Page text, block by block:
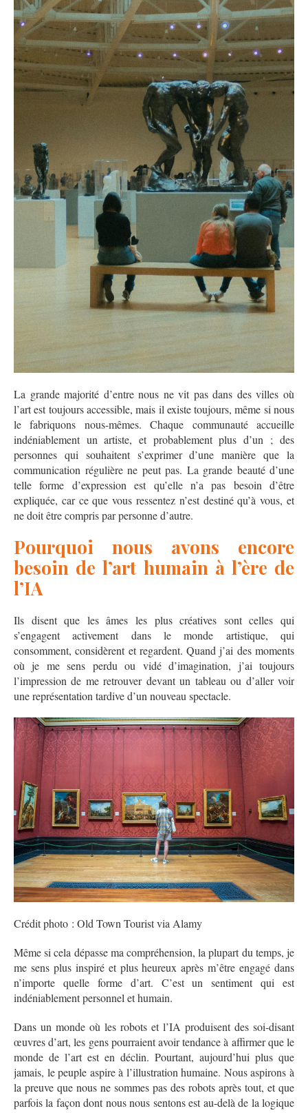
La grande majorité d’entre nous ne vit pas dans des villes où
l’art est toujours accessible, mais il existe toujours, même si nous
le fabriquons nous-mêmes. Chaque communauté accueille
indéniablement un artiste, et probablement plus d’un ; des
personnes qui souhaitent s’exprimer d’une manière que la
communication régulière ne peut pas. La grande beauté d’une
telle forme d’expression est qu’elle n’a pas besoin d’être
expliquée, car ce que vous ressentez n’est destiné qu’à vous, et
ne doit être compris par personne d’autre.
Pourquoi nous avons encore
besoin de l’art humain à l’ère de
l’IA
Ils disent que les âmes les plus créatives sont celles qui
s’engagent activement dans le monde artistique, qui
consomment, considèrent et regardent. Quand j’ai des moments
où je me sens perdu ou vidé d’imagination, j’ai toujours
l’impression de me retrouver devant un tableau ou d’aller voir
une représentation tardive d’un nouveau spectacle.
Crédit photo : Old Town Tourist via Alamy
Même si cela dépasse ma compréhension, la plupart du temps, je
me sens plus inspiré et plus heureux après m’être engagé dans
n’importe quelle forme d’art. C’est un sentiment qui est
indéniablement personnel et humain.
Dans un monde où les robots et l’IA produisent des soi-disant
œuvres d’art, les gens pourraient avoir tendance à affirmer que le
monde de l’art est en déclin. Pourtant, aujourd’hui plus que
jamais, le peuple aspire à l’illustration humaine. Nous aspirons à
la preuve que nous ne sommes pas des robots après tout, et que
parfois la façon dont nous nous sentons est au-delà de la logique